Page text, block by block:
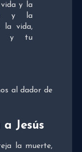
y la
y la
la vida,
y tu
al dador de
Jesús
la muerte,